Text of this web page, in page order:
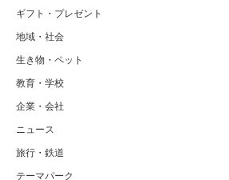
ギフト・プレゼント
地域・社会
生き物・ペット
教育・学校
企業・会社
ニュース
旅行・鉄道
テーマパーク